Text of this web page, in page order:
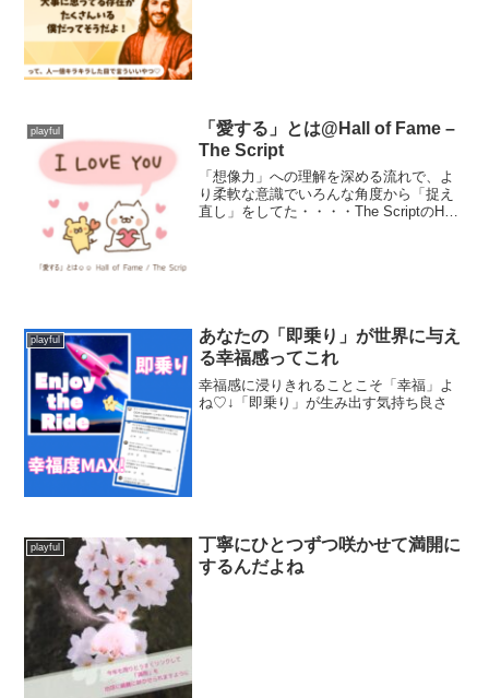
playful
「愛する」とは@Hall of Fame –
The Script
「想像力」への理解を深める流れで、よ
り柔軟な意識でいろんな角度から「捉え
直し」をしてた・・・・The ScriptのHall
playful
あなたの「即乗り」が世界に与え
る幸福感ってこれ
幸福感に浸りきれることこそ「幸福」よ
ね♡↓「即乗り」が生み出す気持ち良さ
playful
丁寧にひとつずつ咲かせて満開に
するんだよね